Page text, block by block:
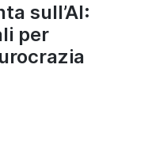
sull’AI:
per